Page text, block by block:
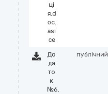
ці
я.d
oc.
asi
ce
До
да
то
к
№6.
публічний